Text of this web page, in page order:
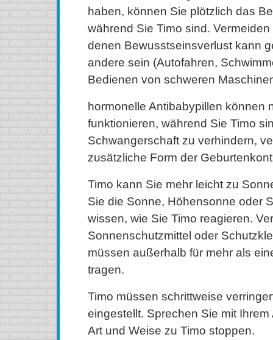
haben, können Sie plötzlich das
während Sie Timo sind.
denen Bewusstseinsverlust kann
andere sein (Autofahren,
Bedienen von schweren
hormonelle Antibabypillen können
funktionieren, während Sie Timo
Schwangerschaft zu verhindern,
zusätzliche Form der
Timo kann Sie mehr leicht zu
Sie die Sonne, Höhensonne oder
wissen, wie Sie Timo reagieren.
Sonnenschutzmittel oder
müssen außerhalb für mehr als
tragen.
Timo müssen schrittweise
eingestellt. Sprechen Sie mit
Art und Weise zu Timo stoppen.